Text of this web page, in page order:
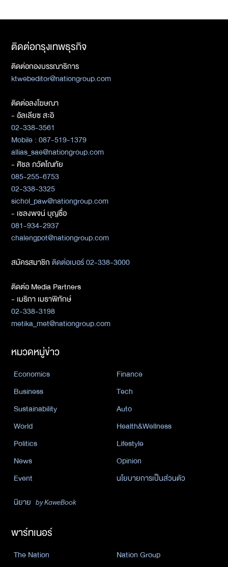
ติดต่อกรุงเทพธุรกิจ
ติดต่อกองบรรณาธิการ
ktwebeditor@nationgroup.com
ติดต่อลงโฆษณา
- อัลเลียซ สะอิ
02-338-3561
Mobile : 087-519-1379
allias_sae@nationgroup.com
- ศิชล ภวัตโณทัย
085-255-6753
02-338-3325
sichol_paw@nationgroup.com
- เชลงพจน์ บุญซื่อ
081-934-2937
chalengpot@nationgroup.com
สมัครสมาชิกติดต่อเบอร์ 02-338-3000
ติดต่อ Media Partners
- เมธิกา เมธาพิทักษ์
02-338-3198
metika_met@nationgroup.com
หมวดหมู่ข่าว
Economics
Finance
Business
Tech
Sustainability
Auto
World
Health&Wellness
Politics
Lifestyle
News
Opinion
Event
นโยบายการเป็นส่วนตัว
นิยาย by KaweBook
พาร์ทเนอร์
The Nation
Nation Group